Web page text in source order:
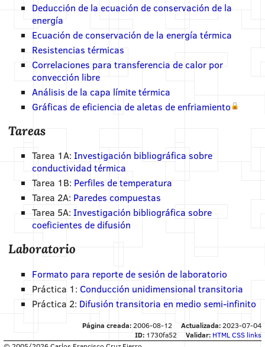
Deducción de la ecuación de conservación de la
energía
Ecuación de conservación de la energía térmica
Resistencias térmicas
Correlaciones para transferencia de calor por
convección libre
Análisis de la capa límite térmica
Gráficas de eficiencia de aletas de enfriamiento
Tareas
Tarea 1A: Investigación bibliográfica sobre
conductividad térmica
Tarea 1B: Perfiles de temperatura
Tarea 2A: Paredes compuestas
Tarea 5A: Investigación bibliográfica sobre
coeficientes de difusión
Laboratorio
Formato para reporte de sesión de laboratorio
Práctica 1: Conducción unidimensional transitoria
Práctica 2: Difusión transitoria en medio semi-infinito
Página creada: 2006-08-12 Actualizada: 2023-07-04
ID: 1730fa52 Validar: HTML CSS links